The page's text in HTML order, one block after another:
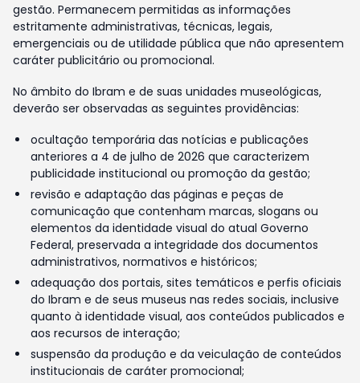
gestão. Permanecem permitidas as informações
estritamente administrativas, técnicas, legais,
emergenciais ou de utilidade pública que não apresentem
caráter publicitário ou promocional.
No âmbito do Ibram e de suas unidades museológicas,
deverão ser observadas as seguintes providências:
ocultação temporária das notícias e publicações
anteriores a 4 de julho de 2026 que caracterizem
publicidade institucional ou promoção da gestão;
revisão e adaptação das páginas e peças de
comunicação que contenham marcas, slogans ou
elementos da identidade visual do atual Governo
Federal, preservada a integridade dos documentos
administrativos, normativos e históricos;
adequação dos portais, sites temáticos e perfis oficiais
do Ibram e de seus museus nas redes sociais, inclusive
quanto à identidade visual, aos conteúdos publicados e
aos recursos de interação;
suspensão da produção e da veiculação de conteúdos
institucionais de caráter promocional;